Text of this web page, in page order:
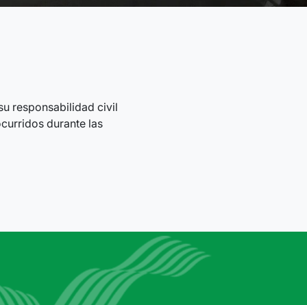
responsabilidad civil
durante las